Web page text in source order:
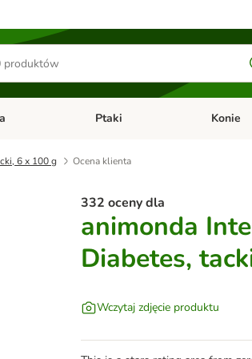
Małe zwierzętaOtwórz menu kategorii:
Ptaki Otwórz
Konie
6 x 100 g Ocena klienta
332 oceny dla
animonda
Diabetes,
Wczytaj zdjęcie produktu